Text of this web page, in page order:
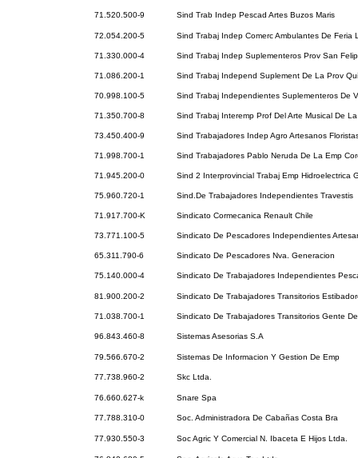
71.520.500-9 Sind Trab Indep Pescad Artes Buzos Maris
72.054.200-5 Sind Trabaj Indep Comerc Ambulantes De Feria
71.330.000-4 Sind Trabaj Indep Suplementeros Prov San
71.086.200-1 Sind Trabaj Independ Suplement De La Prov
70.998.100-5 Sind Trabaj Independientes Suplementeros De
71.350.700-8 Sind Trabaj Interemp Prof Del Arte Musical De
73.450.400-9 Sind Trabajadores Indep Agro Artesanos
71.998.700-1 Sind Trabajadores Pablo Neruda De La Emp
71.945.200-0 Sind 2 Interprovincial Trabaj Emp Hidroelectrica
75.960.720-1 Sind.De Trabajadores Independientes Travestis
71.917.700-K Sindicato Cormecanica Renault Chile
73.771.100-5 Sindicato De Pescadores Independientes
65.311.790-6 Sindicato De Pescadores Nva. Generacion
75.140.000-4 Sindicato De Trabajadores Independientes
81.900.200-2 Sindicato De Trabajadores Transitorios
71.038.700-1 Sindicato De Trabajadores Transitorios Gente
96.843.460-8 Sistemas Asesorias S.A
79.566.670-2 Sistemas De Informacion Y Gestion De Emp
77.738.960-2 Skc Ltda.
76.660.627-k Snare Spa
77.788.310-0 Soc. Administradora De Cabañas Costa Bra
77.930.550-3 Soc Agric Y Comercial N. Ibaceta E Hijos Ltda.